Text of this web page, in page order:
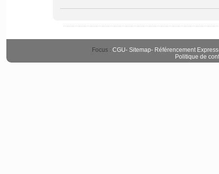
Focus : CGU- Sitemap- Référencement Express
Politique de